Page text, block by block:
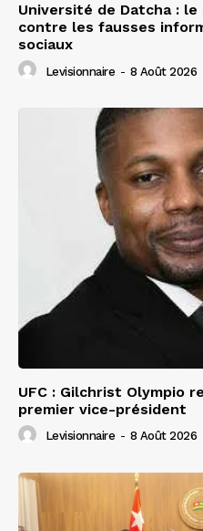
Université de Datcha :
contre les fausses
sociaux
Levisionnaire - 8 Août 2026
UFC : Gilchrist Olympio
premier vice-président
Levisionnaire - 8 Août 2026